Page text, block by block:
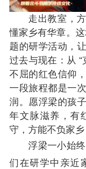
走出教室，
懂家乡有华章。这
题的研学活动，
过去与现在：从
不屈的红色信仰
一段旅程都是一
润。愿浮梁的孩
年文脉滋养，有
守，方能不负家乡
浮梁一小始
们在研学中亲近